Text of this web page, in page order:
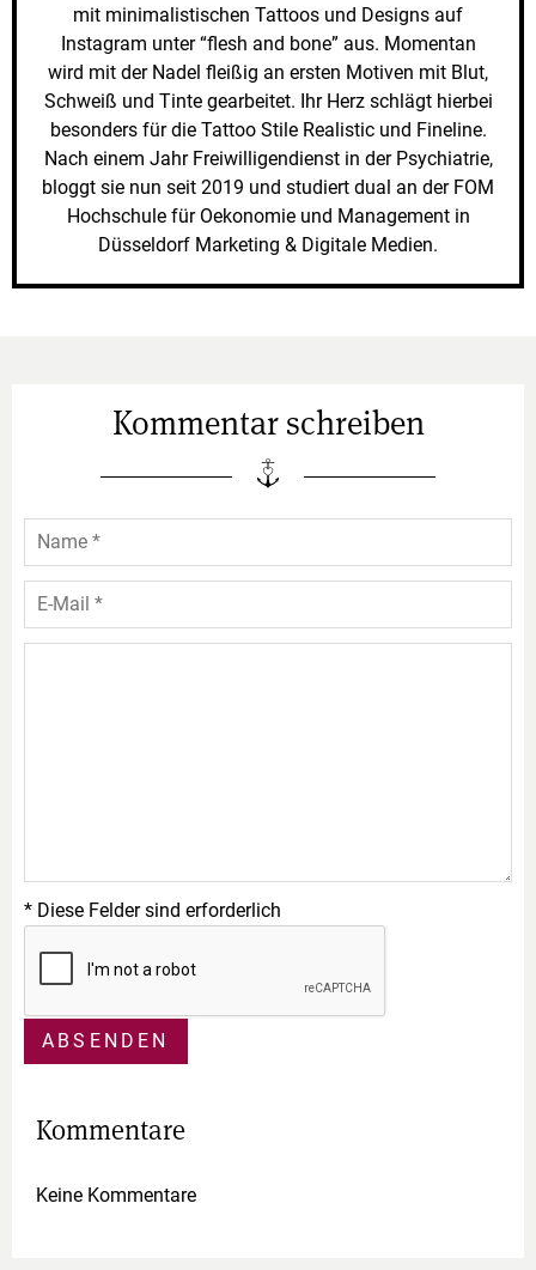
mit minimalistischen Tattoos und Designs auf
Instagram unter “flesh and bone” aus. Momentan
wird mit der Nadel fleißig an ersten Motiven mit Blut,
Schweiß und Tinte gearbeitet. Ihr Herz schlägt hierbei
besonders für die Tattoo Stile Realistic und Fineline.
Nach einem Jahr Freiwilligendienst in der Psychiatrie,
bloggt sie nun seit 2019 und studiert dual an der FOM
Hochschule für Oekonomie und Management in
Düsseldorf Marketing & Digitale Medien.
Kommentar schreiben
* Diese Felder sind erforderlich
ABSENDEN
Kommentare
Keine Kommentare